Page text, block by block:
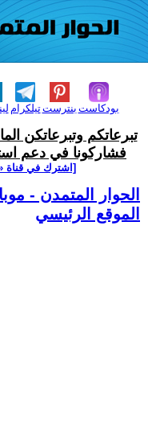
تيلكرامبنترست بودكاست
تبرعاتكم وتبرعاتكن
فشاركونا في دعم
[اشترك في قناة
الحوار المتمدن -
الموقع الرئيسي